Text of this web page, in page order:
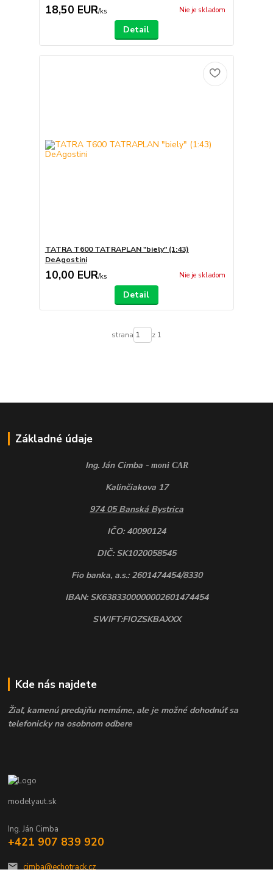
18,50 EUR/ks Nie je skladom
Detail
TATRA T600 TATRAPLAN "biely" (1:43)
DeAgostini
10,00 EUR/ks Nie je skladom
Detail
strana z 1
Základné údaje
Ing. Ján Cimba - moni CAR
Kalinčiakova 17
974 05 Banská Bystrica
IČO: 40090124
DIČ: SK1020058545
Fio banka, a.s.: 2601474454/8330
IBAN: SK6383300000002601474454
SWIFT:FIOZSKBAXXX
Kde nás najdete
Žiaľ, kamenú predajňu nemáme, ale je možné dohodnúť sa
telefonicky na osobnom odbere
modelyaut.sk
Ing. Ján Cimba
+421 907 839 920
cimba@echotrack.cz